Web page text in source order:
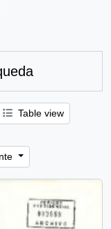
Table view